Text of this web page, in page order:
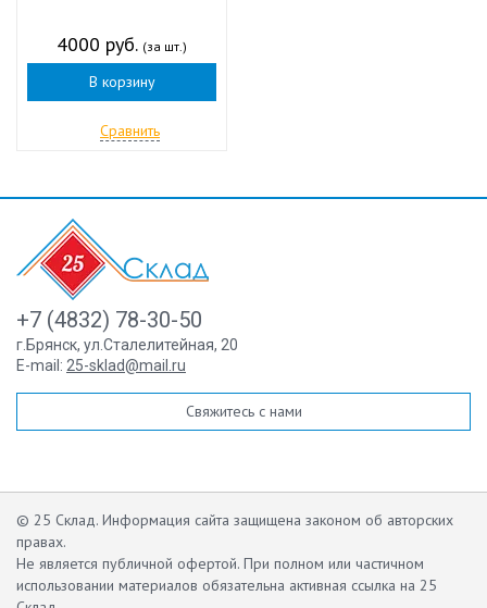
4000 руб. (за шт.)
В корзину
Сравнить
+7 (4832) 78-30-50
г.Брянск, ул.Сталелитейная, 20
E-mail: 25-sklad@mail.ru
Свяжитесь с нами
© 25 Склад. Информация сайта защищена законом об авторских
правах.
Не является публичной офертой. При полном или частичном
использовании материалов обязательна активная ссылка на 25